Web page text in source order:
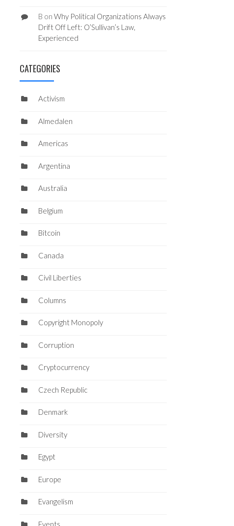
B on Why Political Organizations Always
Drift Off Left: O’Sullivan’s Law,
Experienced
CATEGORIES
Activism
Almedalen
Americas
Argentina
Australia
Belgium
Bitcoin
Canada
Civil Liberties
Columns
Copyright Monopoly
Corruption
Cryptocurrency
Czech Republic
Denmark
Diversity
Egypt
Europe
Evangelism
Events